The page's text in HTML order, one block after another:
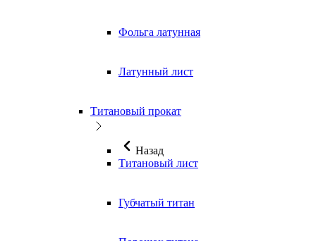
Фольга латунная
Латунный лист
Титановый прокат
Назад
Титановый лист
Губчатый титан